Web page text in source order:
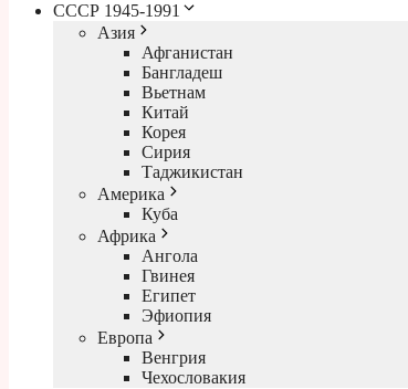
СССР 1945-1991
Азия
Афганистан
Бангладеш
Вьетнам
Китай
Корея
Сирия
Таджикистан
Америка
Куба
Африка
Ангола
Гвинея
Египет
Эфиопия
Европа
Венгрия
Чехословакия